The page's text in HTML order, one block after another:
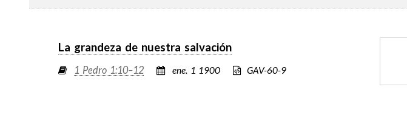
La grandeza de nuestra salvación
1 Pedro 1:10–12 ene. 1 1900 GAV-60-9